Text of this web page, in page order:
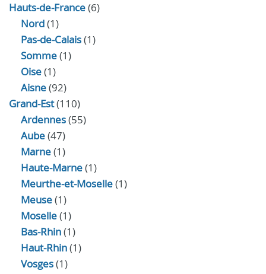
Hauts-de-France(6)
Nord(1)
Pas-de-Calais(1)
Somme(1)
Oise(1)
Aisne(92)
Grand-Est(110)
Ardennes(55)
Aube(47)
Marne(1)
Haute-Marne(1)
Meurthe-et-Moselle(1)
Meuse(1)
Moselle(1)
Bas-Rhin(1)
Haut-Rhin(1)
Vosges(1)